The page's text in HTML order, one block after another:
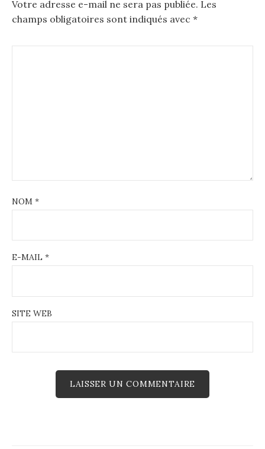
Votre adresse e-mail ne sera pas publiée. Les
champs obligatoires sont indiqués avec *
NOM *
E-MAIL *
SITE WEB